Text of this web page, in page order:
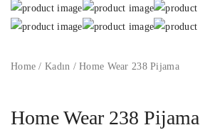
Home / Kadın /Home Wear 238 Pijama
Home Wear 238 Pijama